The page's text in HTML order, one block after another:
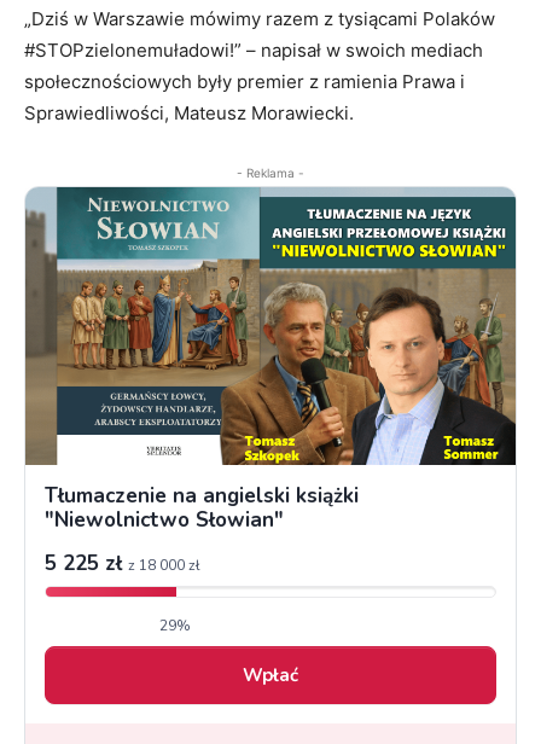
„Dziś w Warszawie mówimy razem z tysiącami Polaków
#STOPzielonemuładowi!” – napisał w swoich mediach
społecznościowych były premier z ramienia Prawa i
Sprawiedliwości, Mateusz Morawiecki.
- Reklama -